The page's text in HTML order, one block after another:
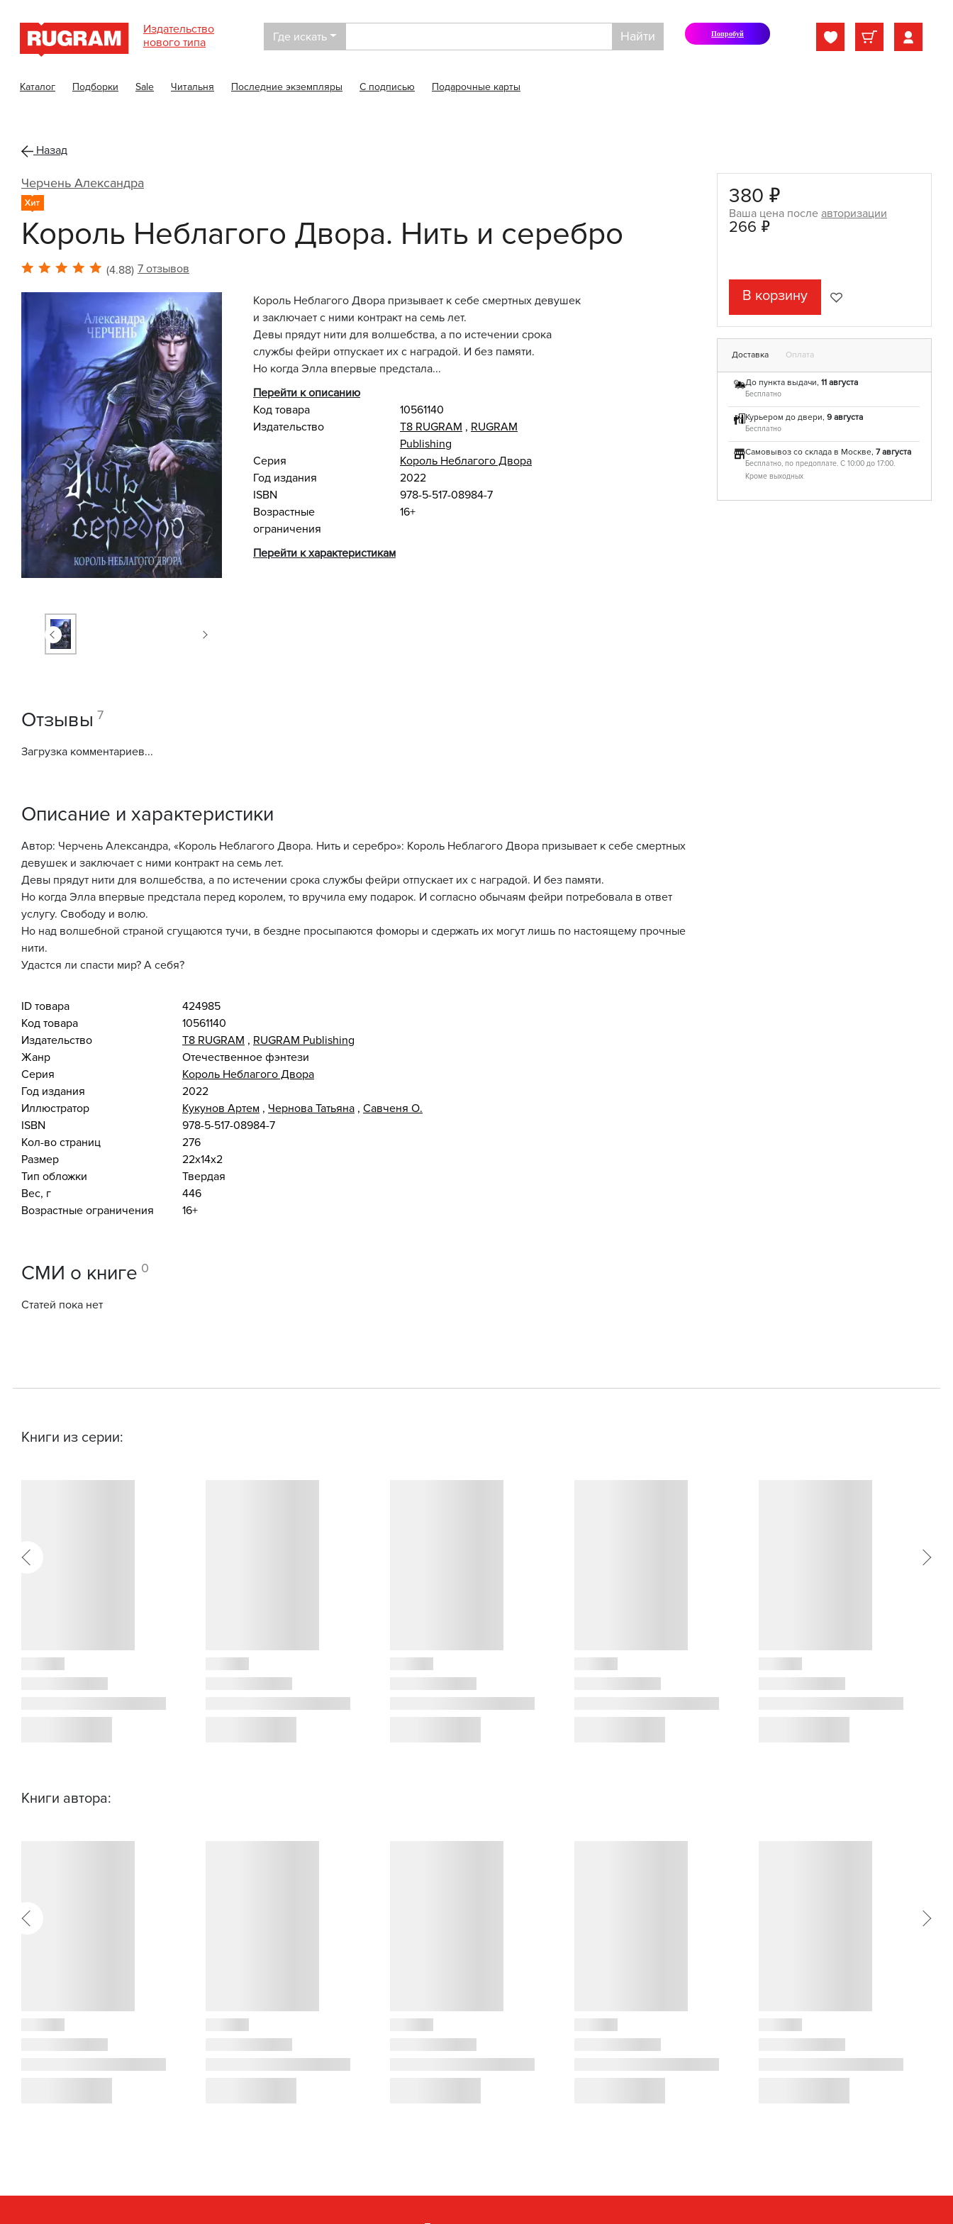
Издательство
нового типа
Где искать Найти Попробуй
Каталог Подборки Sale Читальня Последние экземпляры С подписью Подарочные карты
Назад
Черчень Александра
ХИТ
Король Неблагого Двора. Нить и серебро
(4.88) 7 отзывов
Король Неблагого Двора призывает к себе смертных девушек
и заключает с ними контракт на семь лет.
Девы прядут нити для волшебства, а по истечении срока
службы фейри отпускает их с наградой. И без памяти.
Но когда Элла впервые предстала...
Перейти к описанию
Код товара
10561140
Издательство
Т8 RUGRAM , RUGRAM
Publishing
Серия
Король Неблагого Двора
Год издания
2022
ISBN
978-5-517-08984-7
Возрастные
ограничения
16+
Перейти к характеристикам
Отзывы 7
Загрузка комментариев...
Описание и характеристики
Автор: Черчень Александра, «Король Неблагого Двора. Нить и серебро»: Король Неблагого Двора призывает к себе смертных
девушек и заключает с ними контракт на семь лет.
Девы прядут нити для волшебства, а по истечении срока службы фейри отпускает их с наградой. И без памяти.
Но когда Элла впервые предстала перед королем, то вручила ему подарок. И согласно обычаям фейри потребовала в ответ
услугу. Свободу и волю.
Но над волшебной страной сгущаются тучи, в бездне просыпаются фоморы и сдержать их могут лишь по настоящему прочные
нити.
Удастся ли спасти мир? А себя?
ID товара
424985
Код товара
10561140
Издательство
Т8 RUGRAM , RUGRAM Publishing
Жанр
Отечественное фэнтези
Серия
Король Неблагого Двора
Год издания
2022
Иллюстратор
Кукунов Артем , Чернова Татьяна , Савченя О.
ISBN
978-5-517-08984-7
Кол-во страниц
276
Размер
22x14x2
Тип обложки
Твердая
Вес, г
446
Возрастные ограничения
16+
СМИ о книге 0
Статей пока нет
380 ₽
Ваша цена после авторизации
266 ₽
В корзину
Доставка Оплата
До пункта выдачи, 11 августа
Бесплатно
Курьером до двери, 9 августа
Бесплатно
Самовывоз со склада в Москве, 7 августа
Бесплатно, по предоплате. С 10:00 до 17:00.
Кроме выходных
Книги из серии:
Книги автора: